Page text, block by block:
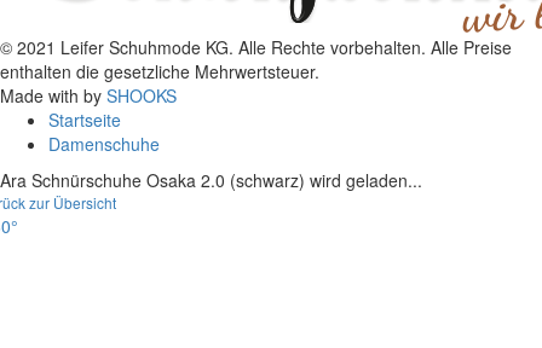
© 2021 Leifer Schuhmode KG. Alle Rechte vorbehalten. Alle Preise
enthalten die gesetzliche Mehrwertsteuer.
Made with by SHOOKS
Startseite
Damenschuhe
Ara Schnürschuhe Osaka 2.0 (schwarz) wird geladen...
zur Übersicht